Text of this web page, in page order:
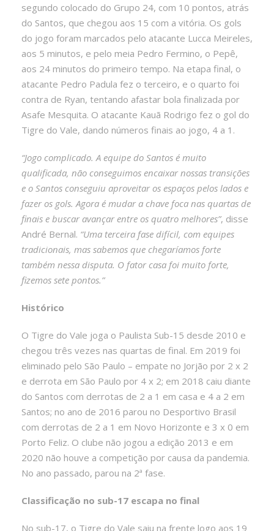
segundo colocado do Grupo 24, com 10 pontos, atrás
do Santos, que chegou aos 15 com a vitória. Os gols
do jogo foram marcados pelo atacante Lucca Meireles,
aos 5 minutos, e pelo meia Pedro Fermino, o Pepê,
aos 24 minutos do primeiro tempo. Na etapa final, o
atacante Pedro Padula fez o terceiro, e o quarto foi
contra de Ryan, tentando afastar bola finalizada por
Asafe Mesquita. O atacante Kauã Rodrigo fez o gol do
Tigre do Vale, dando números finais ao jogo, 4 a 1.
“Jogo complicado. A equipe do Santos é muito
qualificada, não conseguimos encaixar nossas transições
e o Santos conseguiu aproveitar os espaços pelos lados e
fazer os gols. Agora é mudar a chave foca nas quartas de
finais e buscar avançar entre os quatro melhores”, disse
André Bernal. “Uma terceira fase difícil, com equipes
tradicionais, mas sabemos que chegaríamos forte
também nessa disputa. O fator casa foi muito forte,
fizemos sete pontos.”
Histórico
O Tigre do Vale joga o Paulista Sub-15 desde 2010 e
chegou três vezes nas quartas de final. Em 2019 foi
eliminado pelo São Paulo – empate no Jorjão por 2 x 2
e derrota em São Paulo por 4 x 2; em 2018 caiu diante
do Santos com derrotas de 2 a 1 em casa e 4 a 2 em
Santos; no ano de 2016 parou no Desportivo Brasil
com derrotas de 2 a 1 em Novo Horizonte e 3 x 0 em
Porto Feliz. O clube não jogou a edição 2013 e em
2020 não houve a competição por causa da pandemia.
No ano passado, parou na 2ª fase.
Classificação no sub-17 escapa no final
No sub-17, o Tigre do Vale saiu na frente logo aos 19